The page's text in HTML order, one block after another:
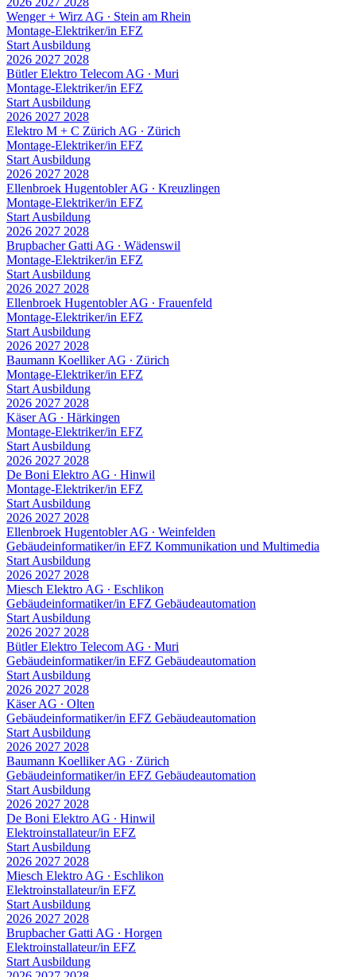
Wenger + Wirz AG ∙ Stein am Rhein
Montage-Elektriker/in EFZ
Start Ausbildung
2026 2027 2028
Bütler Elektro Telecom AG ∙ Muri
Montage-Elektriker/in EFZ
Start Ausbildung
2026 2027 2028
Elektro M + C Zürich AG ∙ Zürich
Montage-Elektriker/in EFZ
Start Ausbildung
2026 2027 2028
Ellenbroek Hugentobler AG ∙ Kreuzlingen
Montage-Elektriker/in EFZ
Start Ausbildung
2026 2027 2028
Brupbacher Gatti AG ∙ Wädenswil
Montage-Elektriker/in EFZ
Start Ausbildung
2026 2027 2028
Ellenbroek Hugentobler AG ∙ Frauenfeld
Montage-Elektriker/in EFZ
Start Ausbildung
2026 2027 2028
Baumann Koelliker AG ∙ Zürich
Montage-Elektriker/in EFZ
Start Ausbildung
2026 2027 2028
Käser AG ∙ Härkingen
Montage-Elektriker/in EFZ
Start Ausbildung
2026 2027 2028
De Boni Elektro AG ∙ Hinwil
Montage-Elektriker/in EFZ
Start Ausbildung
2026 2027 2028
Ellenbroek Hugentobler AG ∙ Weinfelden
Gebäudeinformatiker/in EFZ Kommunikation und Multimedia
Start Ausbildung
2026 2027 2028
Miesch Elektro AG ∙ Eschlikon
Gebäudeinformatiker/in EFZ Gebäudeautomation
Start Ausbildung
2026 2027 2028
Bütler Elektro Telecom AG ∙ Muri
Gebäudeinformatiker/in EFZ Gebäudeautomation
Start Ausbildung
2026 2027 2028
Käser AG ∙ Olten
Gebäudeinformatiker/in EFZ Gebäudeautomation
Start Ausbildung
2026 2027 2028
Baumann Koelliker AG ∙ Zürich
Gebäudeinformatiker/in EFZ Gebäudeautomation
Start Ausbildung
2026 2027 2028
De Boni Elektro AG ∙ Hinwil
Elektroinstallateur/in EFZ
Start Ausbildung
2026 2027 2028
Miesch Elektro AG ∙ Eschlikon
Elektroinstallateur/in EFZ
Start Ausbildung
2026 2027 2028
Brupbacher Gatti AG ∙ Horgen
Elektroinstallateur/in EFZ
Start Ausbildung